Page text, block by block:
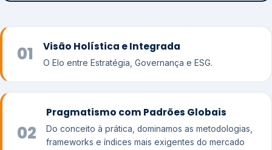
01 Visão Holística e Integrada
O Elo entre Estratégia, Governança e ESG.
02
Pragmatismo com Padrões Globais
Do conceito à prática, dominamos as metodologias,
frameworks e índices mais exigentes do mercado